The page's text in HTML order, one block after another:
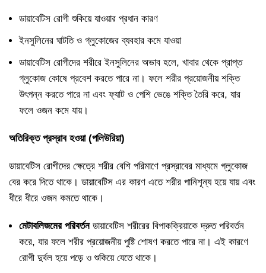
ডায়াবেটিস রোগী শুকিয়ে যাওয়ার প্রধান কারণ
ইনসুলিনের ঘাটতি ও গ্লুকোজের ব্যবহার কমে যাওয়া
ডায়াবেটিস রোগীদের শরীরে ইনসুলিনের অভাব হলে, খাবার থেকে প্রাপ্ত
গ্লুকোজ কোষে প্রবেশ করতে পারে না। ফলে শরীর প্রয়োজনীয় শক্তি
উৎপন্ন করতে পারে না এবং ফ্যাট ও পেশি ভেঙে শক্তি তৈরি করে, যার
ফলে ওজন কমে যায়।
অতিরিক্ত প্রস্রাব হওয়া (পলিউরিয়া)
ডায়াবেটিস রোগীদের ক্ষেত্রে শরীর বেশি পরিমাণে প্রস্রাবের মাধ্যমে গ্লুকোজ
বের করে দিতে থাকে। ডায়াবেটিস এর কারণ এতে শরীর পানিশূন্য হয়ে যায় এবং
ধীরে ধীরে ওজন কমতে থাকে।
মেটাবলিজমের পরিবর্তনডায়াবেটিস শরীরের বিপাকক্রিয়াকে দ্রুত পরিবর্তন
করে, যার ফলে শরীর প্রয়োজনীয় পুষ্টি শোষণ করতে পারে না। এই কারণে
রোগী দুর্বল হয়ে পড়ে ও শুকিয়ে যেতে থাকে।